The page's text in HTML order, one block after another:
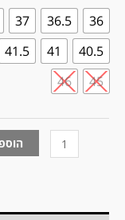
36
36.5
37
40.5
41
41.5
45
46